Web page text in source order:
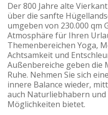
Der 800 Jahre alte
über die sanfte
umgeben von 230.000 qm
Atmosphäre für Ihren
Themenbereichen Yoga,
Achtsamkeit und
Außenbereiche geben die
Ruhe. Nehmen Sie sich
innere Balance wieder,
auch Naturliebhabern und
Möglichkeiten bietet.